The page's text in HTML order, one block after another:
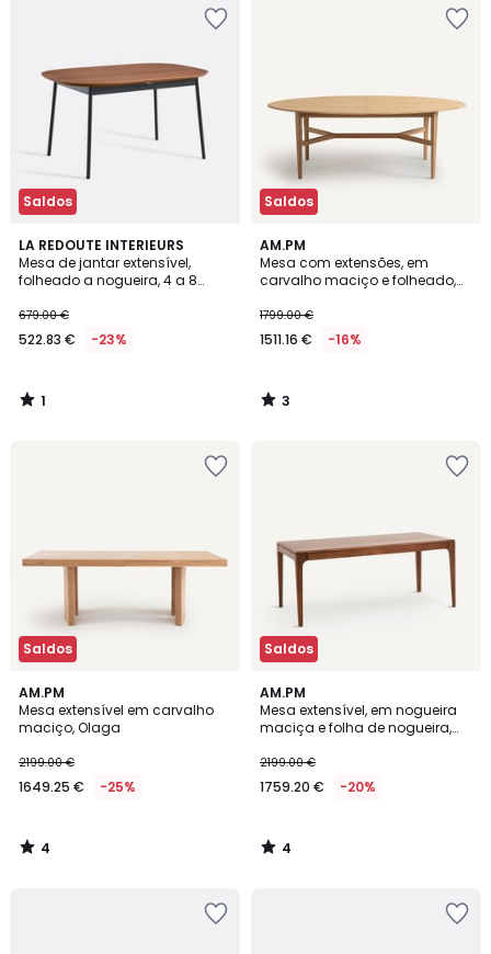
Saldos
LA REDOUTE INTERIEURS
Mesa de jantar extensível,
folheado a nogueira, 4 a 8
679.00 €
522.83 € -23%
1
/
5
1
/
Saldos
AM.PM
Mesa com extensões, em
carvalho maciço e folheado,
1799.00 €
1511.16 € -16%
3
/
5
3
/
Saldos
AM.PM
Mesa extensível em carvalho
maciço, Olaga
2199.00 €
1649.25 € -25%
4
/
5
4
/
Saldos
AM.PM
Mesa extensível, em nogueira
maciça e folha de nogueira,
2199.00 €
1759.20 € -20%
4
/
5
4
/